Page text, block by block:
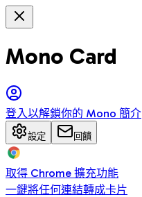
Mono Card
登入以解鎖你的 Mono 簡介
設定 回饋
取得 Chrome 擴充功能
一鍵將任何連結轉成卡片